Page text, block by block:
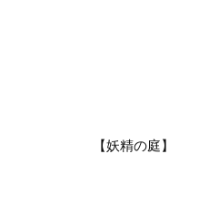
【妖精の庭】